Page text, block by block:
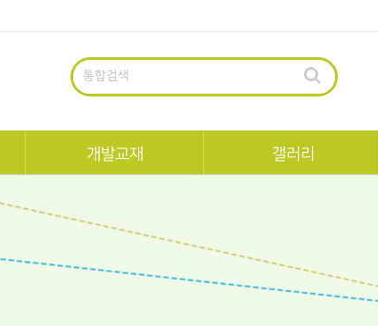
통합검색
개발교재
펀북생태
갤러리
팝업북작가
일반팝업북